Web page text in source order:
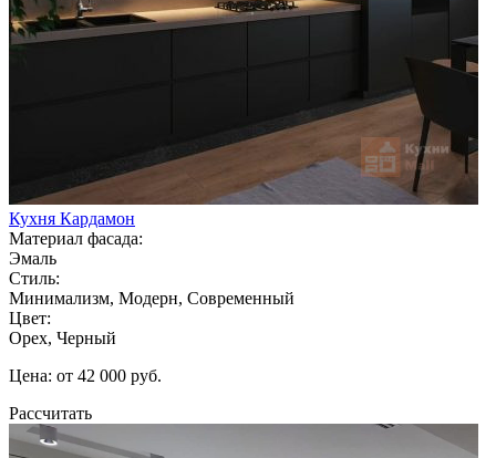
Кухня Кардамон
Материал фасада:
Эмаль
Стиль:
Минимализм, Модерн, Современный
Цвет:
Орех, Черный
Цена: от 42 000 руб.
Рассчитать